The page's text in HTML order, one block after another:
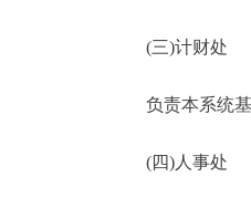
(三)计财处
负责本系统基
(四)人事处